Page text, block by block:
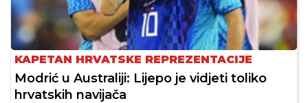
KAPETAN HRVATSKE REPREZENTACIJE
Modrić u Australiji: Lijepo je vidjeti toliko
hrvatskih navijača